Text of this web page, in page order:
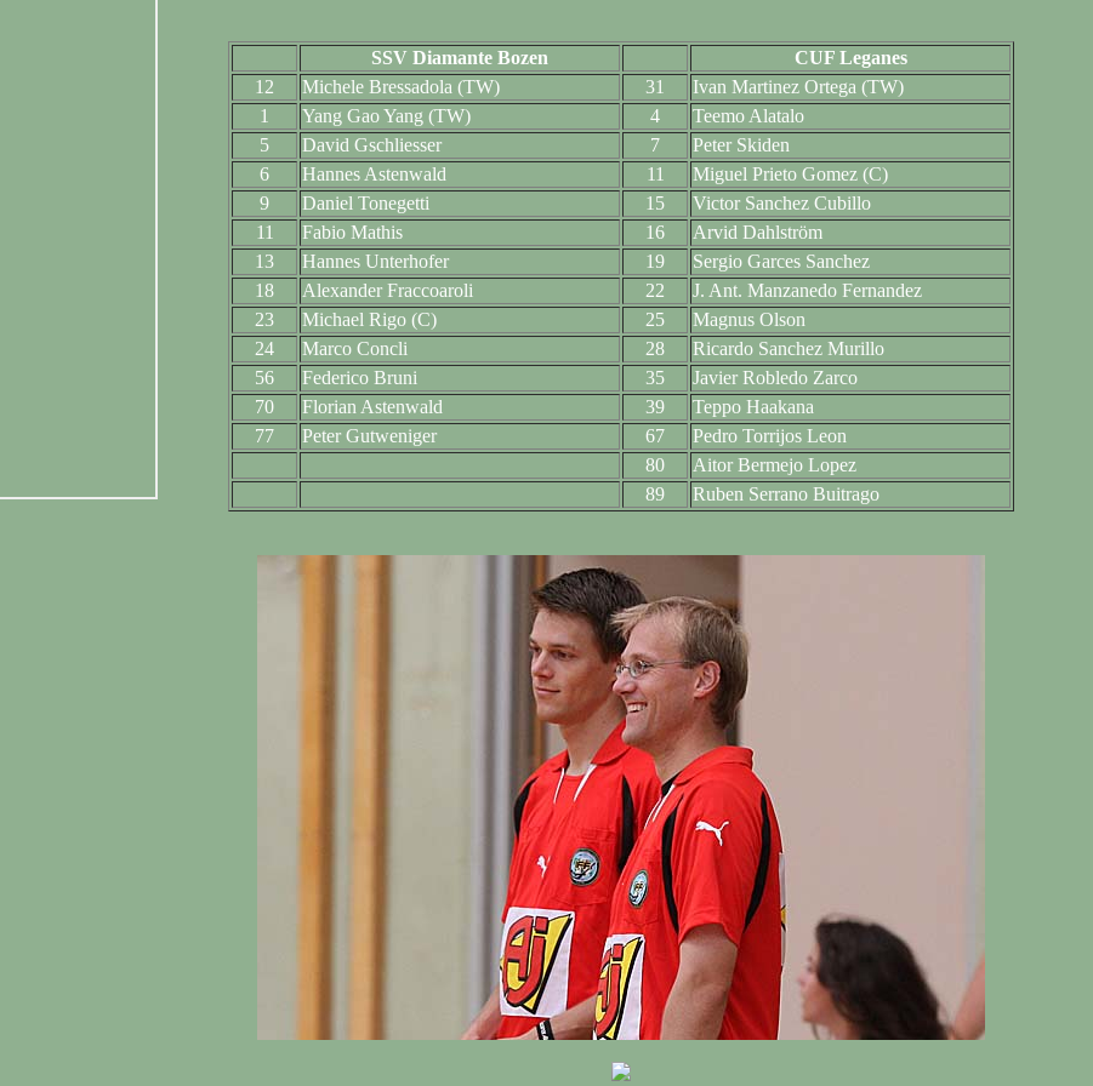
SSV Diamante Bozen
CUF Leganes
12
Michele Bressadola (TW) 31
Ivan Martinez Ortega (TW)
1
Yang Gao Yang (TW) 4
Teemo Alatalo
5
David Gschliesser 7
Peter Skiden
6
Hannes Astenwald 11
Miguel Prieto Gomez (C)
9
Daniel Tonegetti 15
Victor Sanchez Cubillo
11
Fabio Mathis 16
Arvid Dahlström
13
Hannes Unterhofer 19
Sergio Garces Sanchez
18
Alexander Fraccoaroli 22
J. Ant. Manzanedo Fernandez
23
Michael Rigo (C) 25
Magnus Olson
24
Marco Concli 28
Ricardo Sanchez Murillo
56
Federico Bruni 35
Javier Robledo Zarco
70
Florian Astenwald 39
Teppo Haakana
77
Peter Gutweniger 67
Pedro Torrijos Leon
80
Aitor Bermejo Lopez
89
Ruben Serrano Buitrago